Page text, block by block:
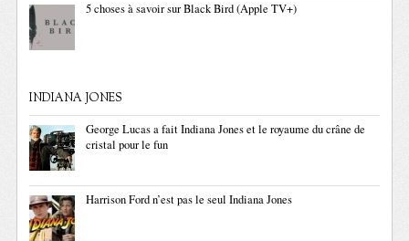
5 choses à savoir sur Black Bird (Apple TV+)
INDIANA JONES
George Lucas a fait Indiana Jones et le royaume du crâne de
cristal pour le fun
Harrison Ford n’est pas le seul Indiana Jones